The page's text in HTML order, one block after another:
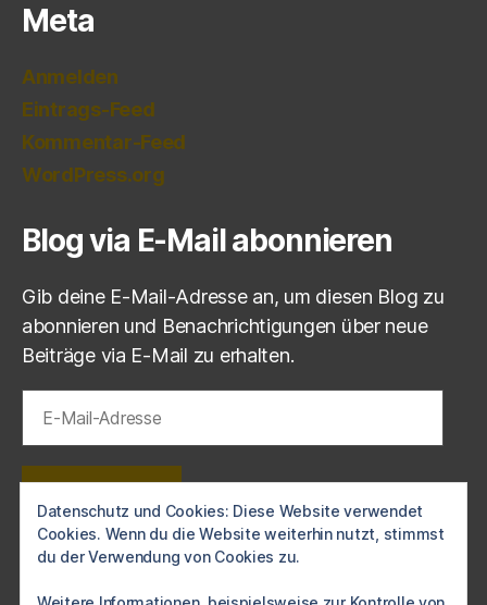
Meta
Anmelden
Eintrags-Feed
Kommentar-Feed
WordPress.org
Blog via E-Mail abonnieren
Gib deine E-Mail-Adresse an, um diesen Blog zu
abonnieren und Benachrichtigungen über neue
Beiträge via E-Mail zu erhalten.
Mail-
Schließe dich 1 anderen Abonnenten an
Datenschutz und Cookies: Diese Website verwendet
Cookies. Wenn du die Website weiterhin nutzt, stimmst
du der Verwendung von Cookies zu.